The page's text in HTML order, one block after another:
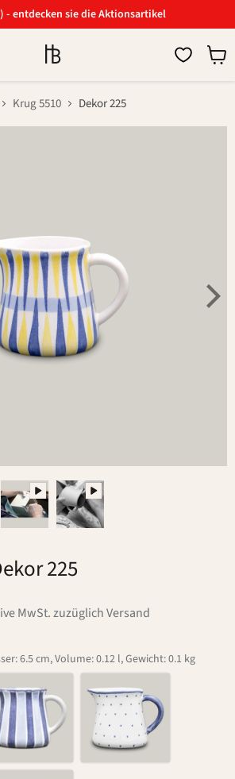
- entdecken sie die Aktionsartikel
Krug 5510 Dekor 225
225
MwSt. zuzüglich Versand
6.5 cm, Volume: 0.12 l, Gewicht: 0.1 kg